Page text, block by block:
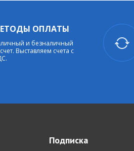
ОПЛАТЫ
и безналичный
Выставляем счета с
Подписка